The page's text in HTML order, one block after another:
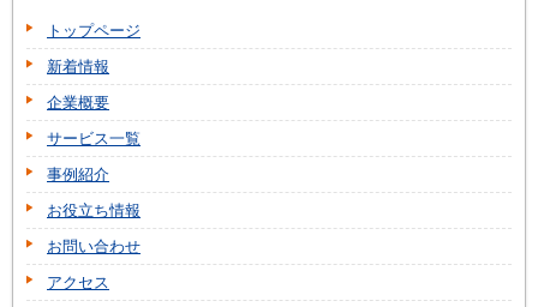
トップページ
新着情報
企業概要
サービス一覧
事例紹介
お役立ち情報
お問い合わせ
アクセス